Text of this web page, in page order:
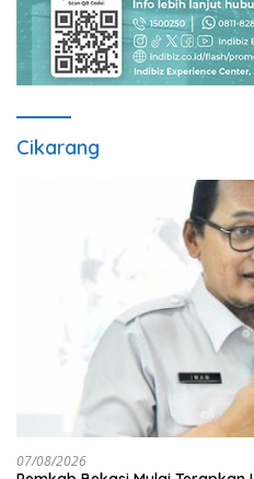
Cikarang
07/08/2026